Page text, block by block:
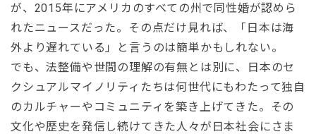
が、2015年にアメリカのすべての州で同性婚が認めら
れたニュースだった。その点だけ見れば、「日本は海
外より遅れている」と言うのは簡単かもしれない。
でも、法整備や世間の理解の有無とは別に、日本のセ
クシュアルマイノリティたちは何世代にもわたって独自
のカルチャーやコミュニティを築き上げてきた。その
文化や歴史を発信し続けてきた人々が日本社会にさま